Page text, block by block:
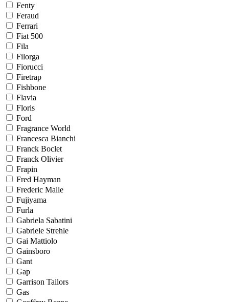
Fenty
Feraud
Ferrari
Fiat 500
Fila
Filorga
Fiorucci
Firetrap
Fishbone
Flavia
Floris
Ford
Fragrance World
Francesca Bianchi
Franck Boclet
Franck Olivier
Frapin
Fred Hayman
Frederic Malle
Fujiyama
Furla
Gabriela Sabatini
Gabriele Strehle
Gai Mattiolo
Gainsboro
Gant
Gap
Garrison Tailors
Gas